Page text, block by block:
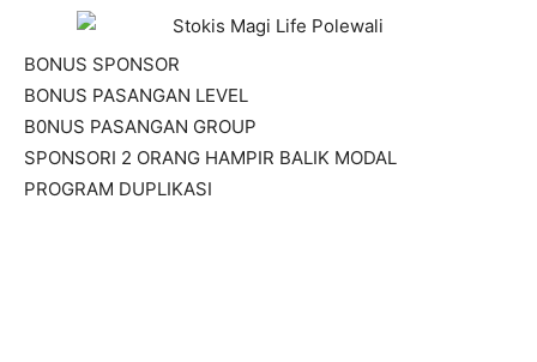
BONUS SPONSOR
BONUS PASANGAN LEVEL
B0NUS PASANGAN GROUP
SPONSORI 2 ORANG HAMPIR BALIK MODAL
PROGRAM DUPLIKASI